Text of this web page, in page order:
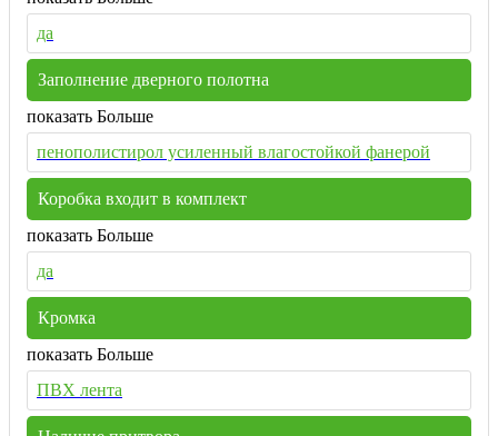
да
Заполнение дверного полотна
показать Больше
пенополистирол усиленный влагостойкой фанерой
Коробка входит в комплект
показать Больше
да
Кромка
показать Больше
ПВХ лента